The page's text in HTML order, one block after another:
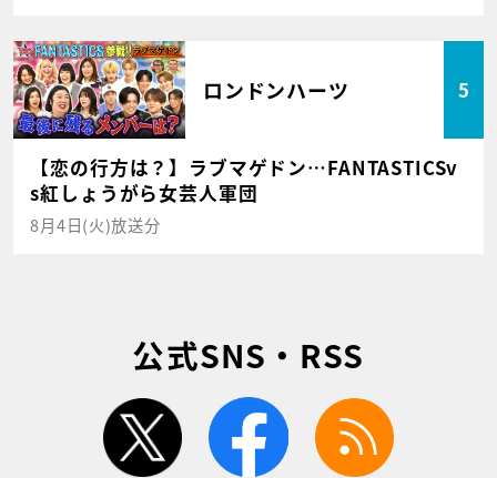
ロンドンハーツ 5
【恋の行方は？】ラブマゲドン…FANTASTICSv
s紅しょうがら女芸人軍団
8月4日(火)放送分
公式SNS・RSS
twitter facebook